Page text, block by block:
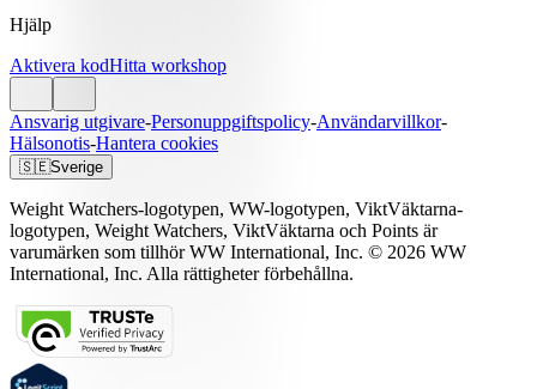
Hjälp
Aktivera kodHitta workshop
Ansvarig utgivare-Personuppgiftspolicy-Användarvillkor-
Hälsonotis-Hantera cookies
🇸🇪Sverige
Weight Watchers-logotypen, WW-logotypen, ViktVäktarna-
logotypen, Weight Watchers, ViktVäktarna och Points är
varumärken som tillhör WW International, Inc. © 2026 WW
International, Inc. Alla rättigheter förbehållna.